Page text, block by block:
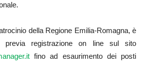
della Regione Emilia-Romagna, è
previa registrazione on line sul sito
fino ad esaurimento dei posti